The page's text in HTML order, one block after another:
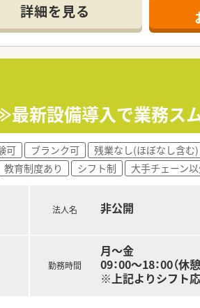
対応全般をお願いいたします。
処方箋を対応しますのでスキルアッ
す。
ご経験や入社後の状況に応じてご担当
連の流れを習得頂きます。
で安心です。
ーニングの利用が可能です。
内の薬剤師・看護師・ケアマネージ
の取り組みや外部の専門家による接
ても、電子薬歴の使用方法や調剤報
環として医療機関のご協力のもと、
店舗展開中です。今後も県内・県外
でさまざまな科目の店舗を運営されて
上ございます。在宅専任薬剤師も複数
、学会発表チームを立ち上げ、日々
詳細を見る
最新設備導入で業務
可 ブランク可 残業なし(ほぼなし含む)
教育制度あり シフト制 大手チェーン
法人名 非公開
勤務時間
月～金
09：00～18：00（休
※上記よりシフト